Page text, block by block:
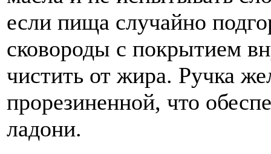
если пища случайно
сковороды с покрытием
чистить от жира. Ручка
прорезиненной, что
ладони.